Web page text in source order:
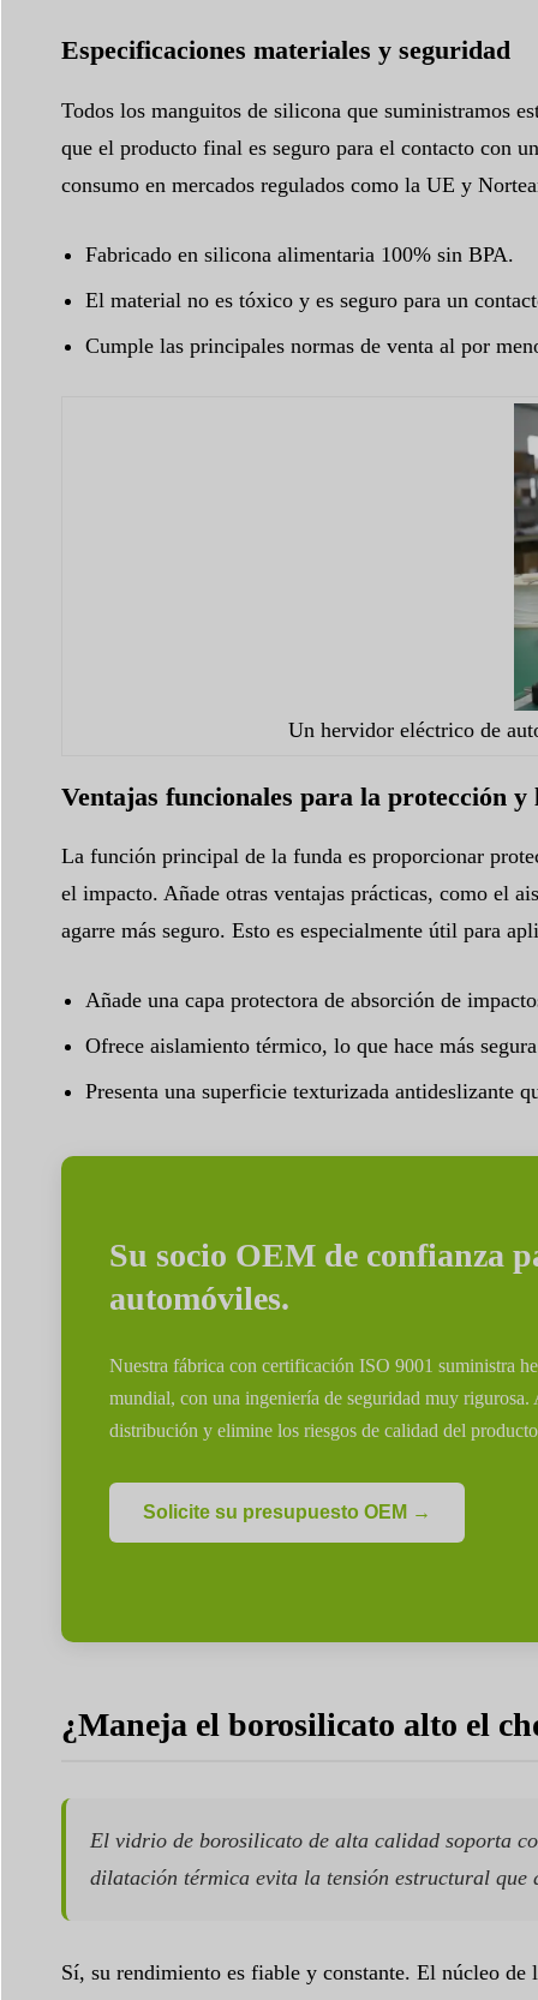
Especificaciones materiales y seguridad
Todos los manguitos de silicona que suministramos
que el producto final es seguro para el contacto con
consumo en mercados regulados como la UE y
Fabricado en silicona alimentaria 100% sin BPA.
El material no es tóxico y es seguro para un
Cumple las principales normas de venta al por
Un hervidor eléctrico de
Ventajas funcionales para la protección
La función principal de la funda es proporcionar
el impacto. Añade otras ventajas prácticas, como el
agarre más seguro. Esto es especialmente útil para
Añade una capa protectora de absorción de
Ofrece aislamiento térmico, lo que hace más
Presenta una superficie texturizada antideslizante
Su socio OEM de confianza
automóviles.
Nuestra fábrica con certificación ISO 9001 suministra
mundial, con una ingeniería de seguridad muy rigurosa.
distribución y elimine los riesgos de calidad del
Solicite su presupuesto OEM →
¿Maneja el borosilicato alto el
El vidrio de borosilicato de alta calidad soporta
dilatación térmica evita la tensión estructural que
Sí, su rendimiento es fiable y constante. El núcleo